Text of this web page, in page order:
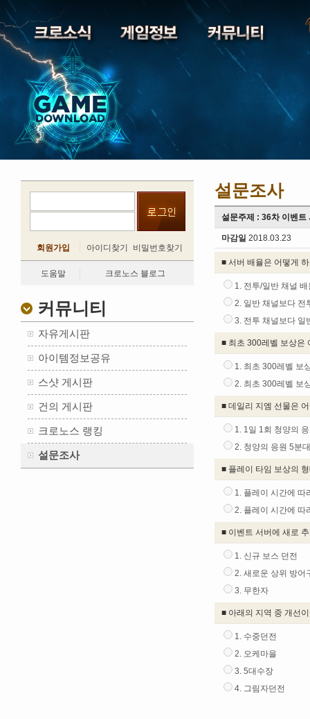
회원가입 아이디찾기 비밀번호찾기
도움말 크로노스 블로그
커뮤니티
자유게시판
아이템정보공유
스샷 게시판
건의 게시판
크로노스 랭킹
설문조사
설문조사
설문주제 : 36차 이벤트
마감일 2018.03.23
■ 서버 배율은 어떻게
1. 전투/일반 채널
2. 일반 채널보다 전
3. 전투 채널보다 일
■ 최초 300레벨 보상은
1. 최초 300레벨 보
2. 최초 300레벨 보
■ 데일리 지엠 선물은
1. 1일 1회 청양의
2. 청양의 응원 5분
■ 플레이 타임 보상의
1. 플레이 시간에 따
2. 플레이 시간에 따
■ 이벤트 서버에 새로
1. 신규 보스 던전
2. 새로운 상위 방어
3. 무한자
■ 아래의 지역 중 개선
1. 수중던전
2. 오케마을
3. 5대수장
4. 그림자던전